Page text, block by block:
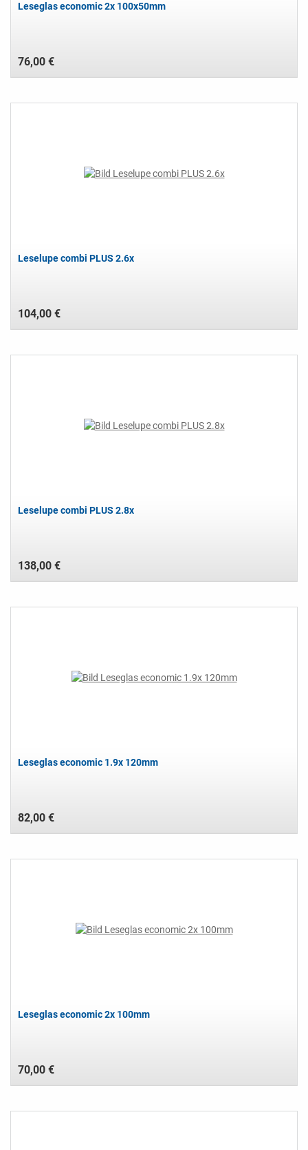
Leseglas economic 2x 100x50mm
76,00 €
Leselupe combi PLUS 2.6x
104,00 €
Leselupe combi PLUS 2.8x
138,00 €
Leseglas economic 1.9x 120mm
82,00 €
Leseglas economic 2x 100mm
70,00 €